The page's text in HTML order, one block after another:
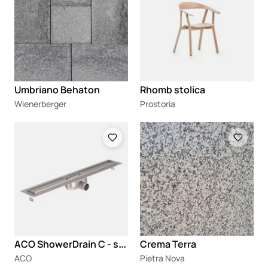
Umbriano Behaton
Wienerberger
Rhomb stolica
Prostoria
A
CO ShowerDrain C - sistem za odvodnjavanje tuš prostora
ACO
Loading
Crema Terra
Pietra Nova